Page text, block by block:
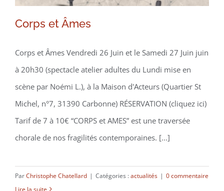
Corps et Âmes
Corps et Âmes Vendredi 26 Juin et le Samedi 27 Juin juin
à 20h30 (spectacle atelier adultes du Lundi mise en
scène par Noémi L.), à la Maison d'Acteurs (Quartier St
Michel, n°7, 31390 Carbonne) RÉSERVATION (cliquez ici)
Tarif de 7 à 10€ “CORPS et AMES” est une traversée
chorale de nos fragilités contemporaines. [...]
ParChristophe Chatellard | Catégories :actualités | 0 commentaire
Lire la suite